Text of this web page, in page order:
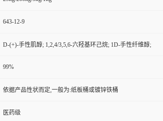
643-12-9
D-(+)-手性肌醇; 1,2,4/3,5,6-六羟基环己烷; 1D-手性纤维醇;
99%
依据产品性状而定,一般为:纸板桶或镀锌铁桶
医药级